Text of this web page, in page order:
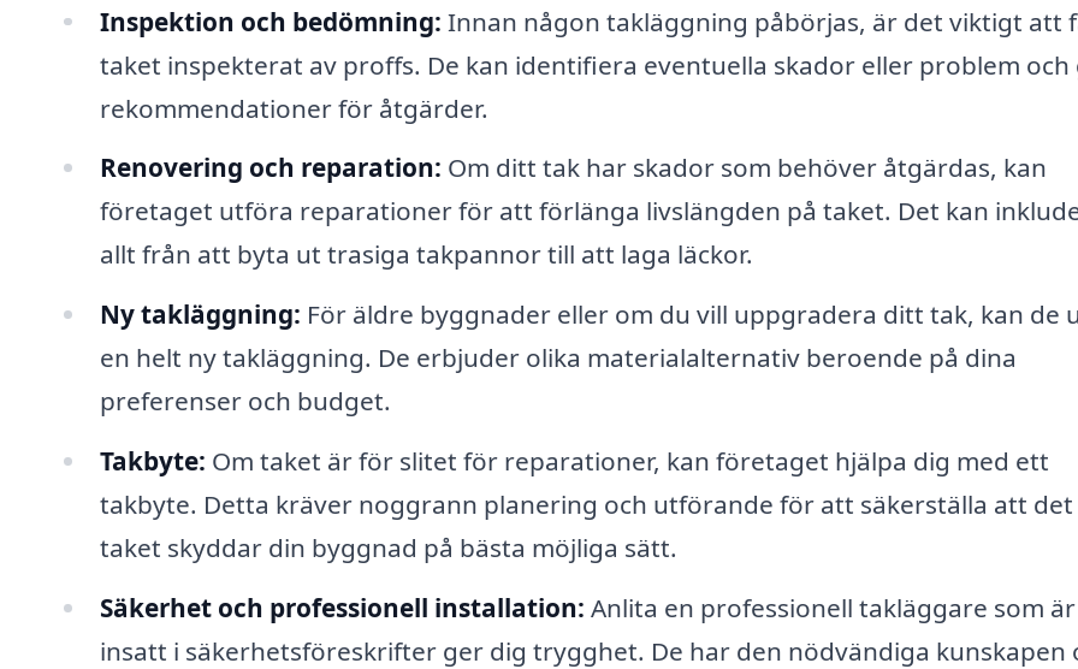
Inspektion och bedömning: Innan någon takläggning påbörjas, är det viktigt att
taket inspekterat av proffs. De kan identifiera eventuella skador eller problem och
rekommendationer för åtgärder.
Renovering och reparation: Om ditt tak har skador som behöver åtgärdas, kan
företaget utföra reparationer för att förlänga livslängden på taket. Det kan
allt från att byta ut trasiga takpannor till att laga läckor.
Ny takläggning: För äldre byggnader eller om du vill uppgradera ditt tak, kan de
en helt ny takläggning. De erbjuder olika materialalternativ beroende på dina
preferenser och budget.
Takbyte: Om taket är för slitet för reparationer, kan företaget hjälpa dig med ett
takbyte. Detta kräver noggrann planering och utförande för att säkerställa att det
taket skyddar din byggnad på bästa möjliga sätt.
Säkerhet och professionell installation: Anlita en professionell takläggare som är
insatt i säkerhetsföreskrifter ger dig trygghet. De har den nödvändiga kunskapen